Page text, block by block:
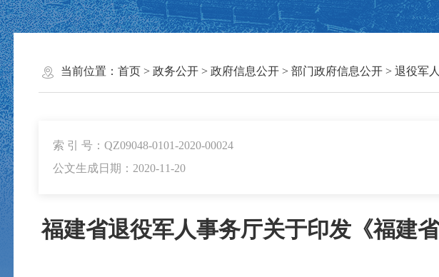
当前位置： 首页> 政务公开> 政府信息公开> 部门政府信息公开> 退役军
索 引 号：QZ09048-0101-2020-00024
公文生成日期：2020-11-20
福建省退役军人事务厅关于印发《福建